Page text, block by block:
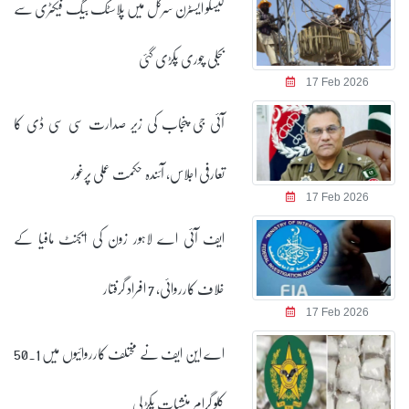
17 Feb 2026
لیسکو ایسٹرن سرکل میں پلاسٹک بیگ فیکٹری سے
بجلی چوری پکڑی گئی
17 Feb 2026
آئی جی پنجاب کی زیر صدارت سی سی ڈی کا
تعارفی اجلاس، آئندہ حکمت عملی پرغور
17 Feb 2026
ایف آئی اے لاہور زون کی ایجنٹ مافیا کے
خلاف کارروائی، 7 افراد گرفتار
اے این ایف نے مختلف کارروائیوں میں 50.1